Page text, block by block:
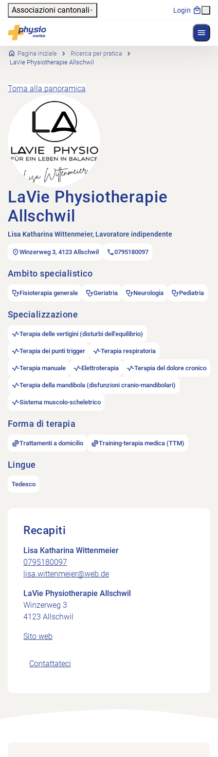
Header
Associazioni cantonali Login
Physioswiss
Navigazione principale
Pagina iniziale
Ricerca per pratica
LaVie Physiotherapie Allschwil
Torna alla panoramica
LaVie Physiotherapie
Allschwil
Lisa Katharina Wittenmeier, Lavoratore indipendente
Winzerweg 3, 4123 Allschwil 0795180097
Ambito specialistico
Fisioterapia generale Geriatria Neurologia Pediatria
Specializzazione
Terapia delle vertigini (disturbi dell'equilibrio)
Terapia dei punti trigger Terapia respiratoria
Terapia manuale Elettroterapia Terapia del dolore cronico
Terapia della mandibola (disfunzioni cranio-mandibolari)
Sistema muscolo-scheletrico
Forma di terapia
Trattamenti a domicilio Training-terapia medica (TTM)
Lingue
Tedesco
Recapiti
Lisa Katharina Wittenmeier
0795180097
lisa.wittenmeier@web.de
LaVie Physiotherapie Allschwil
Winzerweg 3
4123 Allschwil
Sito web
Contattateci